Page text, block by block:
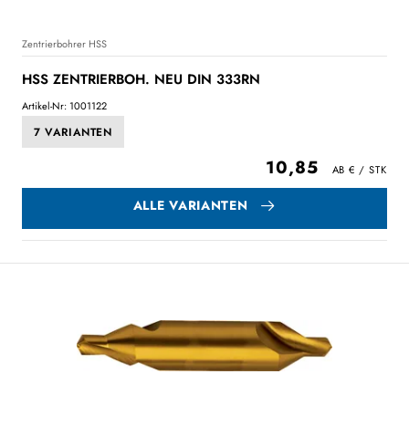
Zentrierbohrer HSS
HSS ZENTRIERBOH. NEU DIN 333RN
Artikel-Nr: 1001122
7 VARIANTEN
10,85
ALLE VARIANTEN